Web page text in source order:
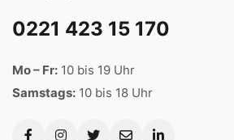
0221 423 15 170
Mo – Fr: 10 bis 19 Uhr
Samstags: 10 bis 18 Uhr